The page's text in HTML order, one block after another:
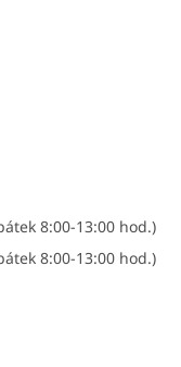
8:00-13:00 hod.)
8:00-13:00 hod.)